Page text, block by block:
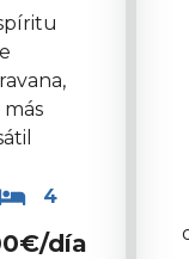
4
€/día